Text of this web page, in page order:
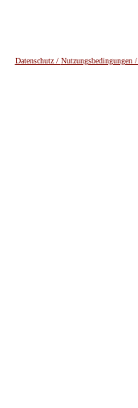
Datenschutz / Nutzungsbedingungen